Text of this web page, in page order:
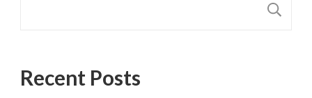
Recent Posts